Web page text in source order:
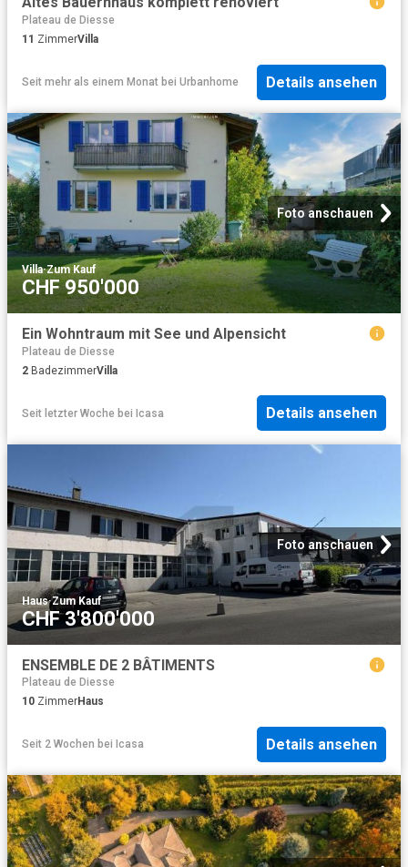
Plateau de Diesse
11 ZimmerVilla
Seit mehr als einem Monat bei Urbanhome Details ansehen
Foto anschauen
Villa·Zum Kauf
CHF 950'000
Ein Wohntraum mit See und Alpensicht
Plateau de Diesse
2 BadezimmerVilla
Seit letzter Woche bei Icasa Details ansehen
Foto anschauen
Haus·Zum Kauf
CHF 3'800'000
ENSEMBLE DE 2 BÂTIMENTS
Plateau de Diesse
10 ZimmerHaus
Seit 2 Wochen bei Icasa Details ansehen